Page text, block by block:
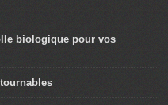
biologique pour vos